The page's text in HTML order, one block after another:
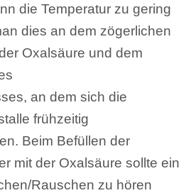
die Temperatur zu gering
dies andem zögerlichen
Oxalsäure und dem
an dem sich die
frühzeitig
Beim Befüllen der
mit der Oxalsäure sollte ein
Rauschen zu hören